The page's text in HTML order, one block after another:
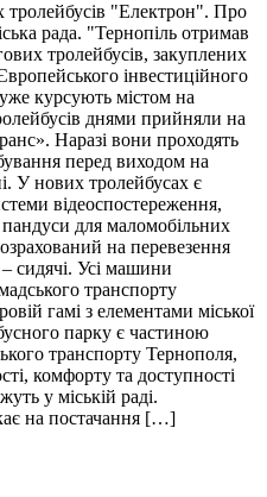
тролейбусів "Електрон". Про
рада. "Тернопіль отримав
тролейбусів, закуплених
інвестиційного
курсують містом на
днями прийняли на
Наразі вони проходять
перед виходом на
У нових тролейбусах є
відеоспостереження,
пандуси для маломобільних
на перевезення
сидячі. Усі машини
транспорту
гамі з елементами міської
парку є частиною
транспорту Тернополя,
комфорту та доступності
у міській раді.
на постачання […]